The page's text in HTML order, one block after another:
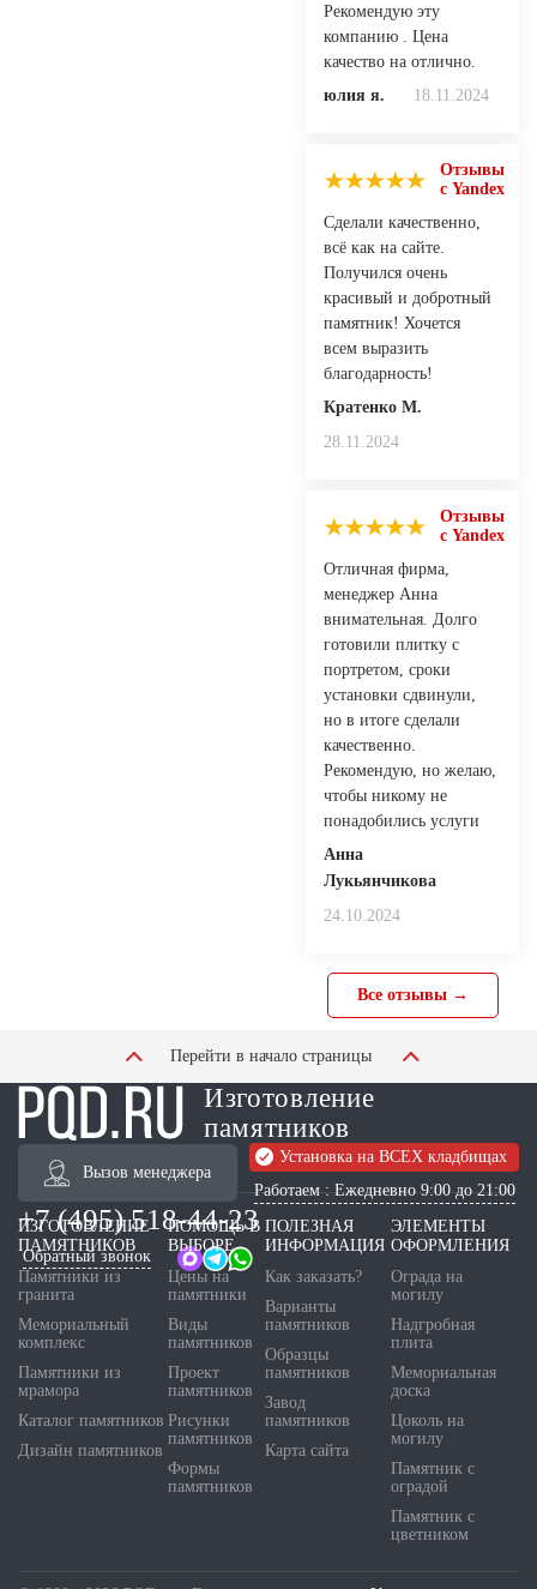
Рекомендую эту
компанию . Цена
качество на отлично.
юлия я.
18.11.2024
Отзывы
с Yandex
Сделали качественно,
всё как на сайте.
Получился очень
красивый и добротный
памятник! Хочется
всем выразить
благодарность!
Кратенко М.
28.11.2024
Отзывы
с Yandex
Отличная фирма,
менеджер Анна
внимательная. Долго
готовили плитку с
портретом, сроки
установки сдвинули,
но в итоге сделали
качественно.
Рекомендую, но желаю,
чтобы никому не
понадобились услуги
Анна
Лукьянчикова
24.10.2024
Все отзывы →
Перейти в начало страницы
Изготовление
памятников
Вызов менеджера
Установка на ВСЕХ кладбищах
Работаем : Ежедневно 9:00 до 21:00
+7 (495) 518-44-23
Обратный звонок
ИЗГОТОВЛЕНИЕ
ПАМЯТНИКОВ
Памятники из
гранита
Мемориальный
комплекс
Памятники из
мрамора
Каталог памятников
Дизайн памятников
ПОМОЩЬ В
ВЫБОРЕ
Цены на
памятники
Виды
памятников
Проект
памятников
Рисунки
памятников
Формы
памятников
ПОЛЕЗНАЯ
ИНФОРМАЦИЯ
Как заказать?
Варианты
памятников
Образцы
памятников
Завод
памятников
Карта сайта
ЭЛЕМЕНТЫ
ОФОРМЛЕНИЯ
Ограда на
могилу
Надгробная
плита
Мемориальная
доска
Цоколь на
могилу
Памятник с
оградой
Памятник с
цветником